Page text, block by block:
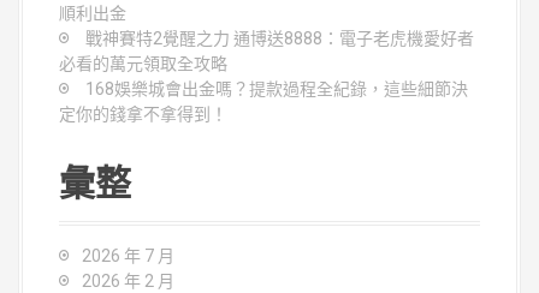
順利出金
戰神賽特2覺醒之力 通博送8888：電子老虎機愛好者
必看的萬元領取全攻略
168娛樂城會出金嗎？提款過程全紀錄，這些細節決
定你的錢拿不拿得到！
彙整
2026 年 7 月
2026 年 2 月